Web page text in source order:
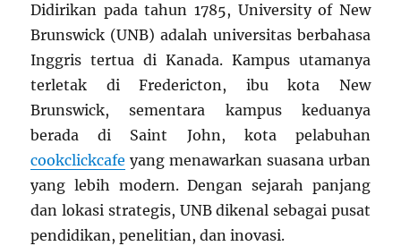
Didirikan pada tahun 1785, University of New
Brunswick (UNB) adalah universitas berbahasa
Inggris tertua di Kanada. Kampus utamanya
terletak di Fredericton, ibu kota New
Brunswick, sementara kampus keduanya
berada di Saint John, kota pelabuhan
cookclickcafe yang menawarkan suasana urban
yang lebih modern. Dengan sejarah panjang
dan lokasi strategis, UNB dikenal sebagai pusat
pendidikan, penelitian, dan inovasi.